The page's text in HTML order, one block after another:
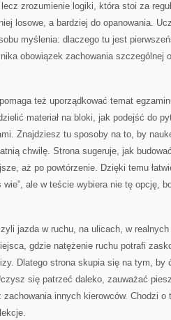
lecz zrozumienie logiki, która stoi za
losowe, a bardziej do opanowania.
myślenia: dlaczego tu jest
obowiązek zachowania szczególnej
też uporządkować temat
materiał na bloki, jak podejść do
Znajdziesz tu sposoby na to, by
chwilę. Strona sugeruje, jak
aż po powtórzenie. Dzięki temu
ale w teście wybiera nie tę opcję,
jazda w ruchu, na ulicach, w realnych
gdzie natężenie ruchu potrafi
Dlatego strona skupia się na tym, by
się patrzeć daleko, zauważać
innych kierowców. Chodzi o